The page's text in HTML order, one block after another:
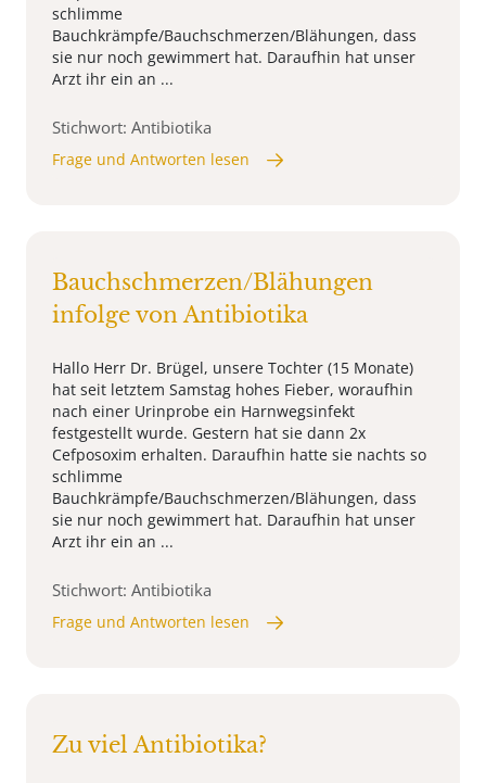
schlimme
Bauchkrämpfe/Bauchschmerzen/Blähungen, dass
sie nur noch gewimmert hat. Daraufhin hat unser
Arzt ihr ein an ...
Stichwort: Antibiotika
Frage und Antworten lesen
Bauchschmerzen/Blähungen
infolge von Antibiotika
Hallo Herr Dr. Brügel, unsere Tochter (15 Monate)
hat seit letztem Samstag hohes Fieber, woraufhin
nach einer Urinprobe ein Harnwegsinfekt
festgestellt wurde. Gestern hat sie dann 2x
Cefposoxim erhalten. Daraufhin hatte sie nachts so
schlimme
Bauchkrämpfe/Bauchschmerzen/Blähungen, dass
sie nur noch gewimmert hat. Daraufhin hat unser
Arzt ihr ein an ...
Stichwort: Antibiotika
Frage und Antworten lesen
Zu viel Antibiotika?